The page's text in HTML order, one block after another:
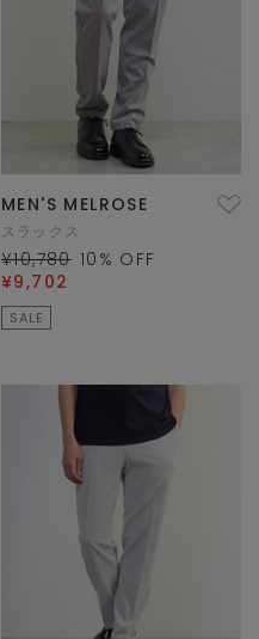
MEN'S MELROSE
スラックス
¥10,780 10 % OFF
¥9,702
SALE